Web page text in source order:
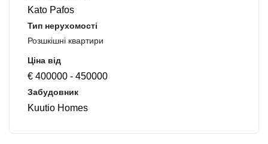
Kato Pafos
Тип нерухомості
Розшкішні квартири
Ціна від
€ 400000 - 450000
Забудовник
Kuutio Homes